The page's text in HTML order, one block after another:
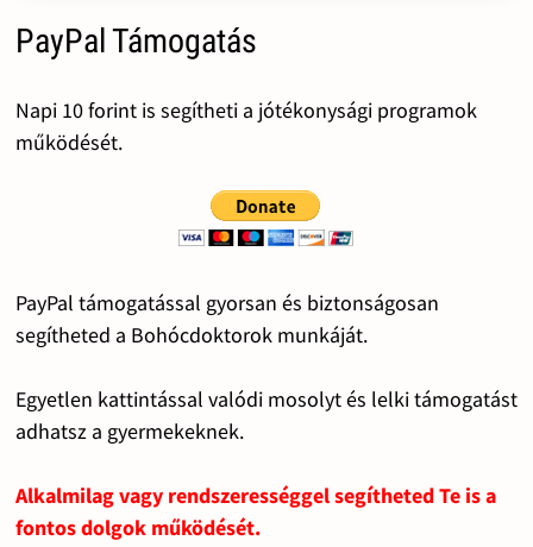
PayPal Támogatás
Napi 10 forint is segítheti a jótékonysági programok
működését.
PayPal támogatással gyorsan és biztonságosan
segítheted a Bohócdoktorok munkáját.
Egyetlen kattintással valódi mosolyt és lelki támogatást
adhatsz a gyermekeknek.
Alkalmilag vagy rendszerességgel segítheted Te is a
fontos dolgok működését.